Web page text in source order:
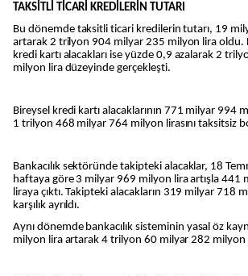
TAKSİTLİ TİCARİ KREDİLERİN TUTARI
Bu dönemde taksitli ticari kredilerin tutarı, 19
artarak 2 trilyon 904 milyar 235 milyon lira oldu.
kredi kartı alacakları ise yüzde 0,9 azalarak 2
milyon lira düzeyinde gerçekleşti.
Bireysel kredi kartı alacaklarının 771 milyar 994
1 trilyon 468 milyar 764 milyon lirasını taksitsiz
Bankacılık sektöründe takipteki alacaklar, 18
haftaya göre 3 milyar 969 milyon lira artışla 441
liraya çıktı. Takipteki alacakların 319 milyar 718
karşılık ayrıldı.
Aynı dönemde bankacılık sisteminin yasal öz
milyon lira artarak 4 trilyon 60 milyar 282 milyon